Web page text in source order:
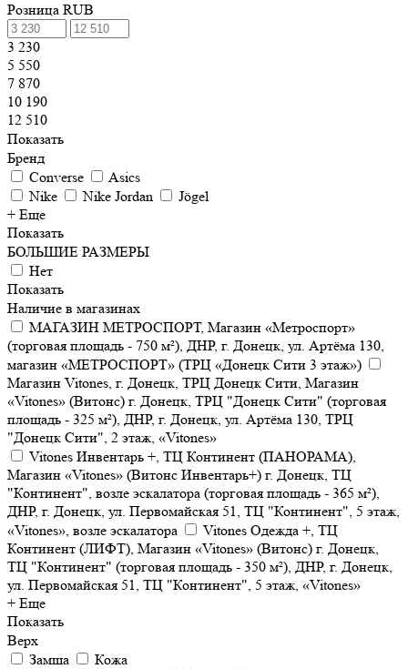
Розница RUB
3 230
5 550
7 870
10 190
12 510
Показать
Бренд
Converse
Asics
Nike
Nike Jordan
Jögel
+ Еще
Показать
БОЛЬШИЕ РАЗМЕРЫ
Нет
Показать
Наличие в магазинах
МАГАЗИН МЕТРОСПОРТ, Магазин «Метроспорт»
(торговая площадь - 750 м²), ДНР, г. Донецк, ул. Артёма 130,
магазин «МЕТРОСПОРТ» (ТРЦ «Донецк Сити 3 этаж»)
Магазин Vitones, г. Донецк, ТРЦ Донецк Сити, Магазин
«Vitones» (Витонс) г. Донецк, ТРЦ "Донецк Сити" (торговая
площадь - 325 м²), ДНР, г. Донецк, ул. Артёма 130, ТРЦ
"Донецк Сити", 2 этаж, «Vitones»
Vitones Инвентарь +, ТЦ Континент (ПАНОРАМА),
Магазин «Vitones» (Витонс Инвентарь+) г. Донецк, ТЦ
"Континент", возле эскалатора (торговая площадь - 365 м²),
ДНР, г. Донецк, ул. Первомайская 51, ТЦ "Континент", 5 этаж,
«Vitones», возле эскалатора
Vitones Одежда +, ТЦ
Континент (ЛИФТ), Магазин «Vitones» (Витонс) г. Донецк,
ТЦ "Континент" (торговая площадь - 350 м²), ДНР, г. Донецк,
ул. Первомайская 51, ТЦ "Континент", 5 этаж, «Vitones»
+ Еще
Показать
Верх
Замша
Кожа